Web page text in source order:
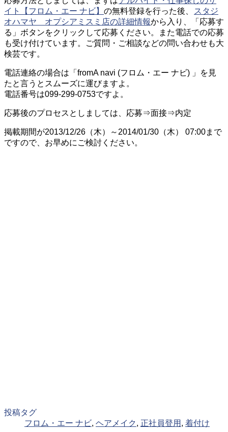
イト【フロム・エー ナビ】 の無料登録を行った後、
スタジ
オハマヤ オプシアミスミ店の詳細情報から入り、「応募す
る」ボタンをクリックして応募ください。また電話での応募
も受け付けています。ご質問・ご相談などの問い合わせも大
検芸です。
電話連絡の場合は「fromA navi (フロム・エー ナビ) 」を見
たと言うとスムーズに運びますよ。
電話番号は099-299-0753ですよ。
応募後のプロセスとしましては、応募⇒面接⇒内定
掲載期間が2013/12/26（木）～2014/01/30（木） 07:00まで
ですので、お早めにご検討ください。
投稿タグ
フロム・エー ナビ, ヘアメイク , 正社員登用 , 着付け